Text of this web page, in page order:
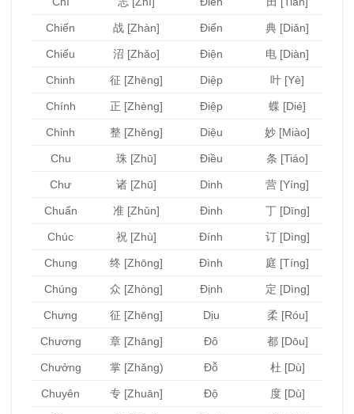
Chiến 战 [Zhàn] Điển 典 [Diǎn]
Chiểu 沼 [Zhǎo] Điện 电 [Diàn]
Chinh 征 [Zhēng] Diệp 叶 [Yè]
Chính 正 [Zhèng] Điệp 蝶 [Dié]
Chỉnh 整 [Zhěng] Diệu 妙 [Miào]
Chu 珠 [Zhū] Điều 条 [Tiáo]
Chư 诸 [Zhū] Dinh 营 [Yíng]
Chuẩn 准 [Zhǔn] Đinh 丁 [Dīng]
Chúc 祝 [Zhù] Đính 订 [Dìng]
Chung 终 [Zhōng] Đình 庭 [Tíng]
Chúng 众 [Zhòng] Định 定 [Dìng]
Chưng 征 [Zhēng] Dịu 柔 [Róu]
Chương 章 [Zhāng] Đô 都 [Dōu]
Chưởng 掌 [Zhǎng) Đỗ 杜 [Dù]
Chuyên 专 [Zhuān] Độ 度 [Dù]